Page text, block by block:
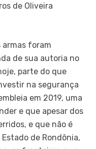
de Oliveira
armas foram
de sua autoria no
parte do que
na segurança
em 2019, uma
e que apesar dos
e que não é
de Rondônia,